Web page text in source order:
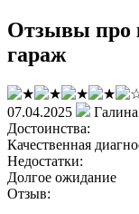
Отзывы про
гараж
07.04.2025
Достоинства:
Качественная
Недостатки:
Долгое ожидание
Отзыв: